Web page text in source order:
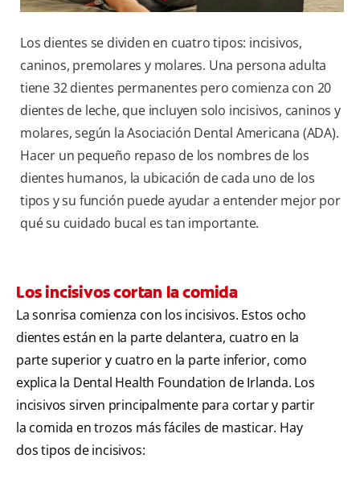
Los dientes se dividen en cuatro tipos: incisivos,
caninos, premolares y molares. Una persona adulta
tiene 32 dientes permanentes pero comienza con 20
dientes de leche, que incluyen solo incisivos, caninos y
molares, según la Asociación Dental Americana (ADA).
Hacer un pequeño repaso de los nombres de los
dientes humanos, la ubicación de cada uno de los
tipos y su función puede ayudar a entender mejor por
qué su cuidado bucal es tan importante.
Los incisivos cortan la comida
La sonrisa comienza con los incisivos. Estos ocho
dientes están en la parte delantera, cuatro en la
parte superior y cuatro en la parte inferior, como
explica la Dental Health Foundation de Irlanda. Los
incisivos sirven principalmente para cortar y partir
la comida en trozos más fáciles de masticar. Hay
dos tipos de incisivos: